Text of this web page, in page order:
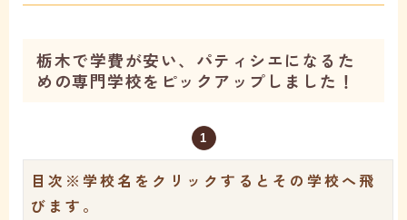
栃木で学費が安い、パティシエになるた
めの専門学校をピックアップしました！
1
目次 ※学校名をクリックするとその学校へ飛
びます。